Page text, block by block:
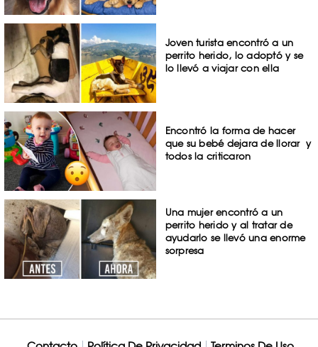
Joven turista encontró a un
perrito herido, lo adoptó y se
lo llevó a viajar con ella
Encontró la forma de hacer
que su bebé dejara de llorar y
todos la criticaron
Una mujer encontró a un
perrito herido y al tratar de
ayudarlo se llevó una enorme
sorpresa